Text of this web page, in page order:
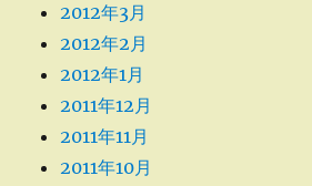
2012年3月
2012年2月
2012年1月
2011年12月
2011年11月
2011年10月